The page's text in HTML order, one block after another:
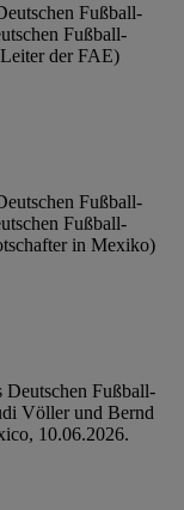
Fußball-
Fußball-
der FAE)
Fußball-
Fußball-
in Mexiko)
Deutschen Fußball-
Völler und Bernd
10.06.2026.